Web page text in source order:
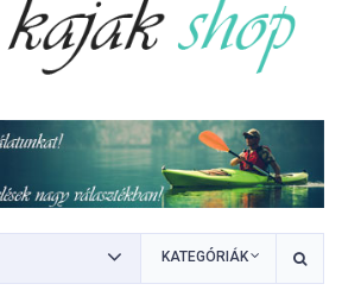
KATEGÓRIÁK